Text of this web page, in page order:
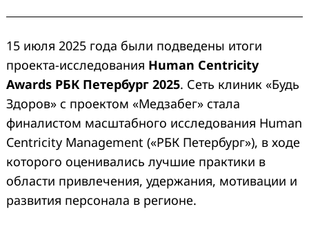
15 июля 2025 года были подведены итоги
проекта-исследования Human Centricity
Awards РБК Петербург 2025. Сеть клиник «Будь
Здоров» с проектом «Медзабег» стала
финалистом масштабного исследования Human
Centricity Management («РБК Петербург»), в ходе
которого оценивались лучшие практики в
области привлечения, удержания, мотивации и
развития персонала в регионе.